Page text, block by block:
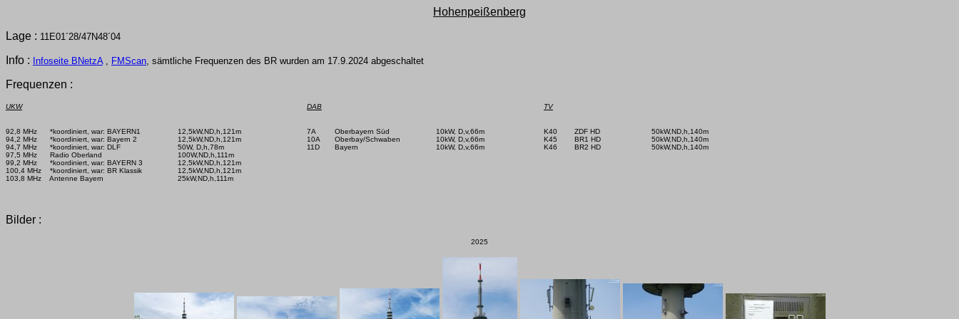
Hohenpeißenberg
Lage : 11E01´28/47N48´04
Info : Infoseite BNetzA, FMScan, sämtliche Frequenzen des BR wurden am 17.9.2024 abgeschaltet
Frequenzen :
UKW
92,8 MHz      *koordiniert, war: BAYERN1
94,2 MHz      *koordiniert, war: Bayern 2
94,7 MHz      *koordiniert, war: DLF
97,5 MHz      Radio Oberland
99,2 MHz      *koordiniert, war: BAYERN 3
100,4 MHz    *koordiniert, war: BR Klassik
103,8 MHz    Antenne Bayern
12,5kW,ND,h,121m
12,5kW,ND,h,121m
50W, D,h,78m
100W,ND,h,111m
12,5kW,ND,h,121m
12,5kW,ND,h,121m
25kW,ND,h,111m
DAB
7A         Oberbayern Süd
10A       Oberbay/Schwaben
11D       Bayern
10kW, D,v,66m
10kW, D,v,66m
10kW, D,v,66m
TV
K40        ZDF HD
K45        BR1 HD
K46        BR2 HD
50kW,ND,h,140m
50kW,ND,h,140m
50kW,ND,h,140m
Bilder :
2025